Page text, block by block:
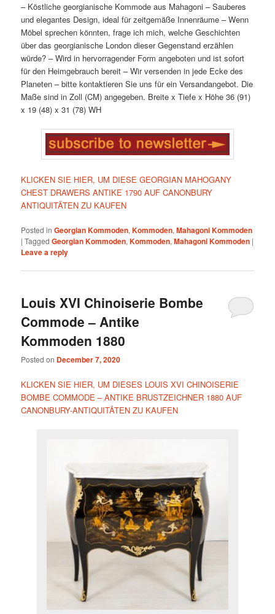
– Köstliche georgianische Kommode aus Mahagoni – Sauberes
und elegantes Design, ideal für zeitgemäße Innenräume – Wenn
Möbel sprechen könnten, frage ich mich, welche Geschichten
über das georgianische London dieser Gegenstand erzählen
würde? – Wird in hervorragender Form angeboten und ist sofort
für den Heimgebrauch bereit – Wir versenden in jede Ecke des
Planeten – bitte kontaktieren Sie uns für ein Versandangebot. Die
Maße sind in Zoll (CM) angegeben. Breite x Tiefe x Höhe 36 (91)
x 19 (48) x 31 (78) WH
KLICKEN SIE HIER, UM DIESE GEORGIAN MAHOGANY
CHEST DRAWERS ANTIKE 1790 AUF CANONBURY
ANTIQUITÄTEN ZU KAUFEN
Posted in Georgian Kommoden,Kommoden,Mahagoni Kommoden
|Tagged Georgian Kommoden,Kommoden,Mahagoni Kommoden |
Leave a reply
Louis XVI Chinoiserie Bombe
Commode – Antike
Kommoden 1880
Posted on December 7, 2020
KLICKEN SIE HIER, UM DIESES LOUIS XVI CHINOISERIE
BOMBE COMMODE – ANTIKE BRUSTZEICHNER 1880 AUF
CANONBURY-ANTIQUITÄTEN ZU KAUFEN